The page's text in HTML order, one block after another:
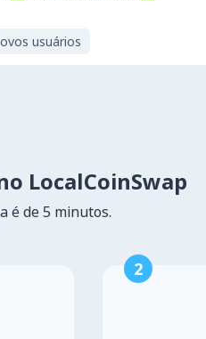
usuários
LocalCoinSwap
é de 5 minutos.
2